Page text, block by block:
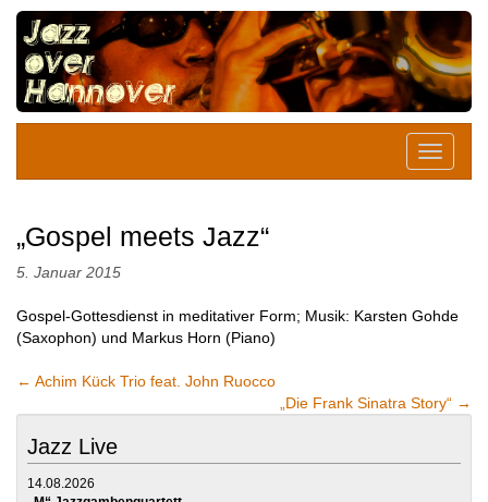
„Gospel meets Jazz“
5. Januar 2015
Gospel-Gottesdienst in meditativer Form; Musik: Karsten Gohde
(Saxophon) und Markus Horn (Piano)
← Achim Kück Trio feat. John Ruocco
„Die Frank Sinatra Story“ →
Jazz Live
14.08.2026